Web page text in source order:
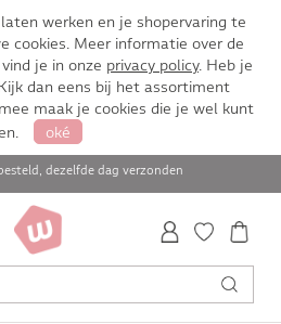
werken en je shopervaring te
cookies. Meer informatie over de
je in onze privacy policy. Heb je
dan eens bij het assortiment
maak je cookies die je wel kunt
oké
dezelfde dag verzonden